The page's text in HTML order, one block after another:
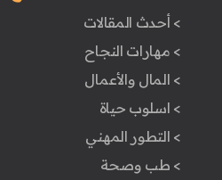
> أحدث المقالات
> مهارات النجاح
> المال والأعمال
> اسلوب حياة
> التطور المهني
> طب وصحة